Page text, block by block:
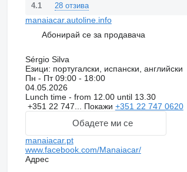
4.1 28 отзива
manaiacar.autoline.info
Абонирай се за продавача
Sérgio Silva
Езици: португалски, испански, английски
Пн - Пт09:00 - 18:00
04.05.2026
Lunch time - from 12.00 until 13.30
+351 22 747... Покажи +351 22 747 0620
Обадете ми се
manaiacar.pt
www.facebook.com/Manaiacar/
Адрес